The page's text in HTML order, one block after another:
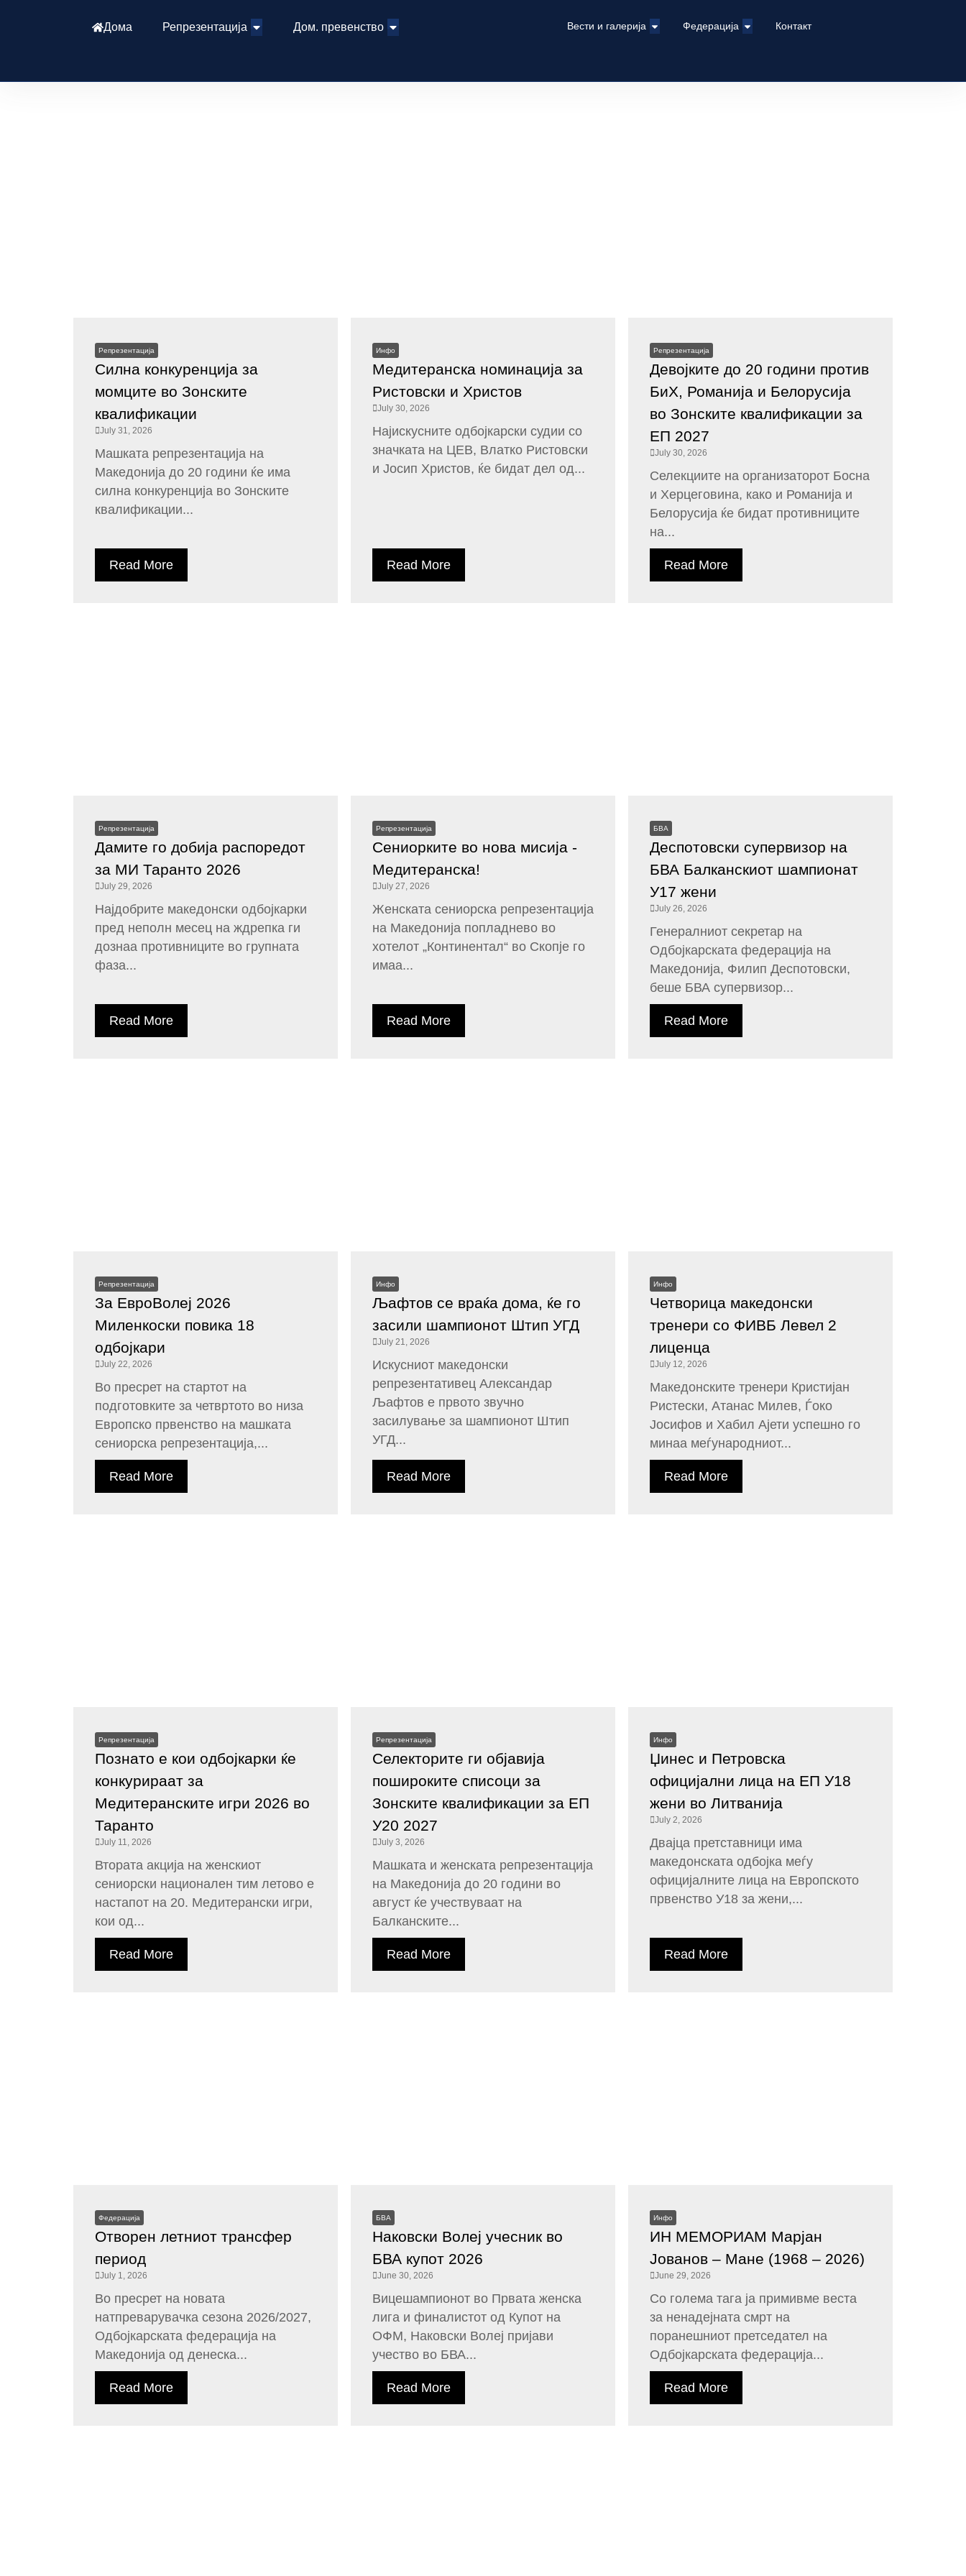
Дома Репрезентација Дом. превенство Вести и галерија Федерација Контакт
Репрезентација
Силна конкуренција за
момците во Зонските
квалификации
July 31, 2026
Машката репрезентација на
Македонија до 20 години ќе има
силна конкуренција во Зонските
квалификации...
Read More
Инфо
Медитеранска номинација за
Ристовски и Христов
July 30, 2026
Најискусните одбојкарски судии со
значката на ЦЕВ, Влатко Ристовски
и Јосип Христов, ќе бидат дел од...
Read More
Репрезентација
Девојките до 20 години против
БиХ, Романија и Белорусија
во Зонските квалификации за
ЕП 2027
July 30, 2026
Селекциите на организаторот Босна
и Херцеговина, како и Романија и
Белорусија ќе бидат противниците
на...
Read More
Репрезентација
Дамите го добија распоредот
за МИ Таранто 2026
July 29, 2026
Најдобрите македонски одбојкарки
пред неполн месец на ждрепка ги
дознаа противниците во групната
фаза...
Read More
Репрезентација
Сениорките во нова мисија -
Медитеранска!
July 27, 2026
Женската сениорска репрезентација
на Македонија попладнево во
хотелот „Континентал“ во Скопје го
имаа...
Read More
БВА
Деспотовски супервизор на
БВА Балканскиот шампионат
У17 жени
July 26, 2026
Генералниот секретар на
Одбојкарската федерација на
Македонија, Филип Деспотовски,
беше БВА супервизор...
Read More
Репрезентација
За ЕвроВолеј 2026
Миленкоски повика 18
одбојкари
July 22, 2026
Во пресрет на стартот на
подготовките за четвртото во низа
Европско првенство на машката
сениорска репрезентација,...
Read More
Инфо
Љафтов се враќа дома, ќе го
засили шампионот Штип УГД
July 21, 2026
Искусниот македонски
репрезентативец Александар
Љафтов е првото звучно
засилување за шампионот Штип
УГД...
Read More
Инфо
Четворица македонски
тренери со ФИВБ Левел 2
лиценца
July 12, 2026
Македонските тренери Кристијан
Ристески, Атанас Милев, Ѓоко
Јосифов и Хабил Ајети успешно го
минаа меѓународниот...
Read More
Репрезентација
Познато е кои одбојкарки ќе
конкурираат за
Медитеранските игри 2026 во
Таранто
July 11, 2026
Втората акција на женскиот
сениорски национален тим летово е
настапот на 20. Медитерански игри,
кои од...
Read More
Репрезентација
Селекторите ги објавија
пошироките списоци за
Зонските квалификации за ЕП
У20 2027
July 3, 2026
Машката и женската репрезентација
на Македонија до 20 години во
август ќе учествуваат на
Балканските...
Read More
Инфо
Џинес и Петровска
официјални лица на ЕП У18
жени во Литванија
July 2, 2026
Двајца претставници има
македонската одбојка меѓу
официјалните лица на Европското
првенство У18 за жени,...
Read More
Федерација
Отворен летниот трансфер
период
July 1, 2026
Во пресрет на новата
натпреварувачка сезона 2026/2027,
Одбојкарската федерација на
Македонија од денеска...
Read More
БВА
Наковски Волеј учесник во
БВА купот 2026
June 30, 2026
Вицешампионот во Првата женска
лига и финалистот од Купот на
ОФМ, Наковски Волеј пријави
учество во БВА...
Read More
Инфо
ИН МЕМОРИАМ Марјан
Јованов – Мане (1968 – 2026)
June 29, 2026
Со голема тага ја примивме веста
за ненадејната смрт на
поранешниот претседател на
Одбојкарската федерација...
Read More